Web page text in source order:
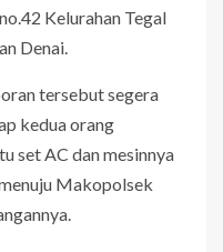
Kelurahan Tegal
Denai.
tersebut segera
kedua orang
set AC dan mesinnya
Makopolsek